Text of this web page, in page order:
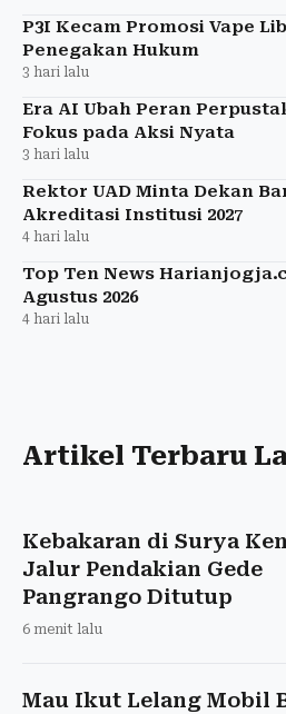
P3I Kecam Promosi Vape
Penegakan Hukum
3 hari lalu
Era AI Ubah Peran
Fokus pada Aksi Nyata
3 hari lalu
Rektor UAD Minta Dekan
Akreditasi Institusi 2027
4 hari lalu
Top Ten News
Agustus 2026
4 hari lalu
Artikel Terbaru
Kebakaran di Surya
Jalur Pendakian Gede
Pangrango Ditutup
6 menit lalu
Mau Ikut Lelang Mobil